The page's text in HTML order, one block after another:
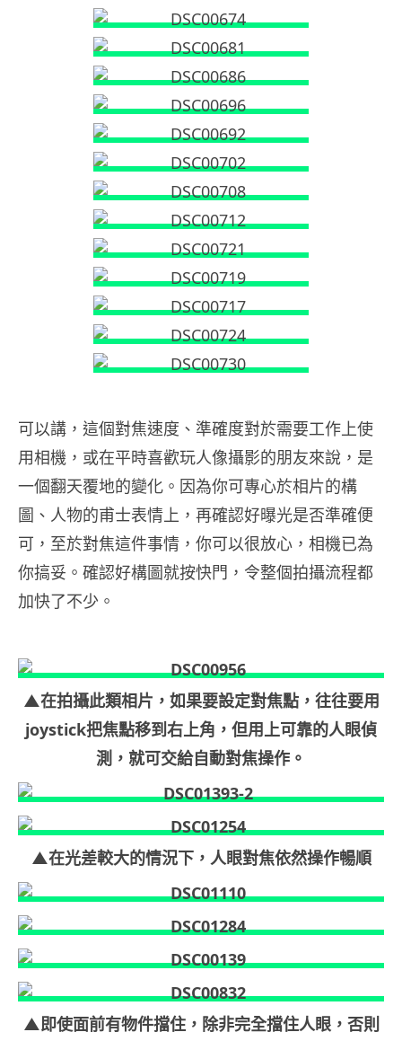
可以講，這個對焦速度、準確度對於需要工作上使
用相機，或在平時喜歡玩人像攝影的朋友來說，是
一個翻天覆地的變化。因為你可專心於相片的構
圖、人物的甫士表情上，再確認好曝光是否準確便
可，至於對焦這件事情，你可以很放心，相機已為
你搞妥。確認好構圖就按快門，令整個拍攝流程都
加快了不少。
▲在拍攝此類相片，如果要設定對焦點，往往要用
joystick把焦點移到右上角，但用上可靠的人眼偵
測，就可交給自動對焦操作。
▲在光差較大的情況下，人眼對焦依然操作暢順
▲即使面前有物件擋住，除非完全擋住人眼，否則